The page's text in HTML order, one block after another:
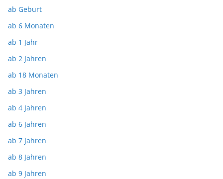
ab Geburt
ab 6 Monaten
ab 1 Jahr
ab 2 Jahren
ab 18 Monaten
ab 3 Jahren
ab 4 Jahren
ab 6 Jahren
ab 7 Jahren
ab 8 Jahren
ab 9 Jahren